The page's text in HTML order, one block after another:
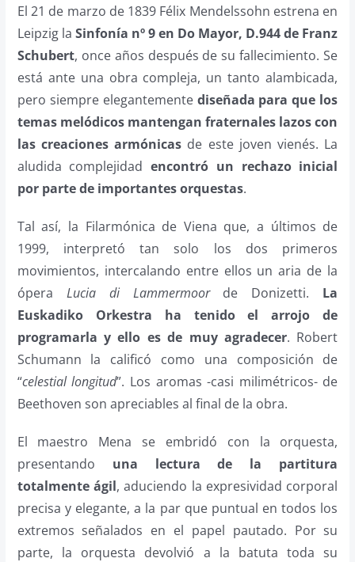
El 21 de marzo de 1839 Félix Mendelssohn estrena en
Leipzig la Sinfonía nº 9 en Do Mayor, D.944 de Franz
Schubert, once años después de su fallecimiento. Se
está ante una obra compleja, un tanto alambicada,
pero siempre elegantemente diseñada para que los
temas melódicos mantengan fraternales lazos con
las creaciones armónicas de este joven vienés. La
aludida complejidadencontró un rechazo inicial
por parte de importantes orquestas.
Tal así, la Filarmónica de Viena que, a últimos de
1999, interpretó tan solo los dos primeros
movimientos, intercalando entre ellos un aria de la
ópera Lucia di Lammermoorde Donizetti. La
Euskadiko Orkestra ha tenido el arrojo de
programarla y ello es de muy agradecer. Robert
Schumann la calificó como una composición de
“celestial longitud”. Los aromas -casi milimétricos- de
Beethoven son apreciables al final de la obra.
El maestro Mena se embridó con la orquesta,
presentando una lectura de la partitura
totalmente ágil, aduciendo la expresividad corporal
precisa y elegante, a la par que puntual en todos los
extremos señalados en el papel pautado. Por su
parte, la orquesta devolvió a la batuta toda su